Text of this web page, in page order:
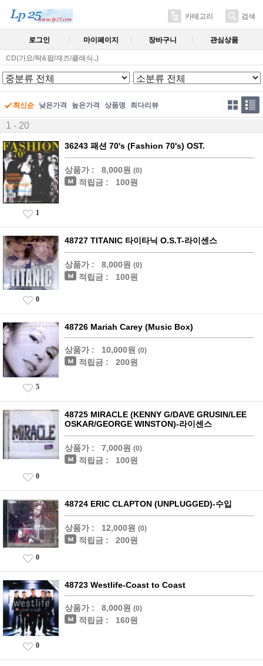
카테고리 검색
로그인 마이페이지 장바구니 관심상품
CD(가요/락&팝/재즈/클래식..)
최신순 낮은가격 높은가격 상품명 최다리뷰
1 - 20
36243 패션 70's (Fashion 70's) OST.
상품가 : 8,000원 (0)
적립금 : 100원
1
48727 TITANIC 타이타닉 O.S.T-라이센스
상품가 : 8,000원 (0)
적립금 : 100원
0
48726 Mariah Carey (Music Box)
상품가 : 10,000원 (0)
적립금 : 200원
5
48725 MIRACLE (KENNY G/DAVE GRUSIN/LEE
OSKAR/GEORGE WINSTON)-라이센스
상품가 : 7,000원 (0)
적립금 : 100원
0
48724 ERIC CLAPTON (UNPLUGGED)-수입
상품가 : 12,000원 (0)
적립금 : 200원
0
48723 Westlife-Coast to Coast
상품가 : 8,000원 (0)
적립금 : 160원
0